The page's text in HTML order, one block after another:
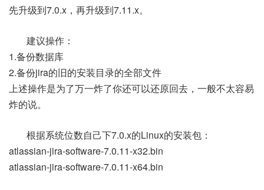
先升级到7.0.x，再升级到7.11.x。
建议操作：
1.备份数据库
2.备份jira的旧的安装目录的全部文件
上述操作是为了万一炸了你还可以还原回去，一般不太容易
炸的说。
根据系统位数自己下7.0.x的Linux的安装包：
atlassian-jira-software-7.0.11-x32.bin
atlassian-jira-software-7.0.11-x64.bin